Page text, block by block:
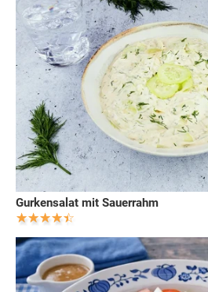
Gurkensalat mit Sauerrahm